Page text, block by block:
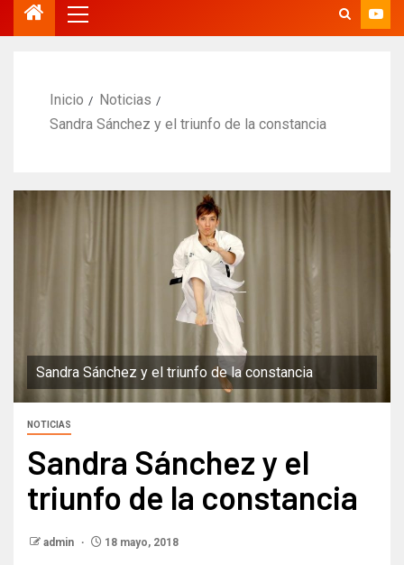
Inicio
Noticias
Sandra Sánchez y el triunfo de la constancia
Sandra Sánchez y el triunfo de la constancia
NOTICIAS
Sandra Sánchez y el
triunfo de la constancia
admin 18 mayo, 2018